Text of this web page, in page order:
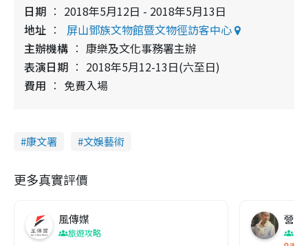
日期
2018年5月12日 - 2018年5月13日
地址
屏山鄧族文物館暨文物徑訪客中心
主辦機構
康樂及文化事務署主辦
表演日期
2018年5月12-13日(六至日)
費用
免費入場
康文署 文娛藝術
更多真實評價
風傳媒
旅遊攻略
營養